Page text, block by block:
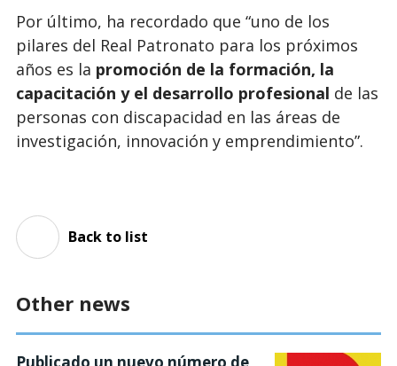
Por último, ha recordado que “uno de los
pilares del Real Patronato para los próximos
años es la promoción de la formación, la
capacitación y el desarrollo profesional de las
personas con discapacidad en las áreas de
investigación, innovación y emprendimiento”.
Back to list
Other news